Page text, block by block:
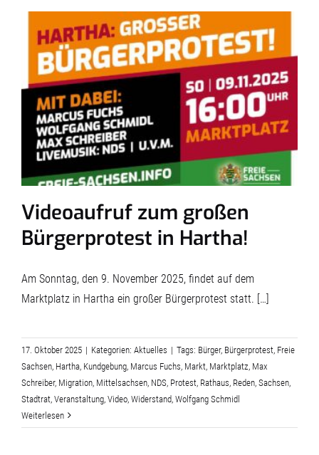
Videoaufruf zum großen
Bürgerprotest in Hartha!
Am Sonntag, den 9. November 2025, findet auf dem
Marktplatz in Hartha ein großer Bürgerprotest statt. […]
17. Oktober 2025 | Kategorien: Aktuelles | Tags: Bürger, Bürgerprotest, Freie
Sachsen, Hartha, Kundgebung, Marcus Fuchs, Markt, Marktplatz, Max
Schreiber, Migration, Mittelsachsen, NDS, Protest, Rathaus, Reden, Sachsen,
Stadtrat, Veranstaltung, Video, Widerstand, Wolfgang Schmidl
Weiterlesen